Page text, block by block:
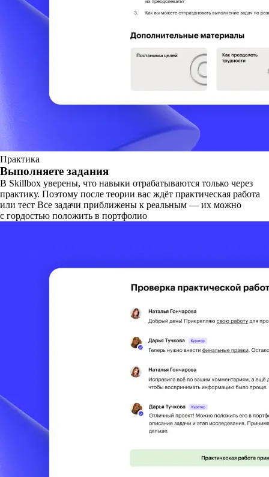
Практика
Выполняете задания
В Skillbox уверены, что навыки отрабатываются только через
практику. Поэтому после теории вас ждёт практическая работа
или тест Все задачи приближены к реальным — их можно
с гордостью положить в портфолио